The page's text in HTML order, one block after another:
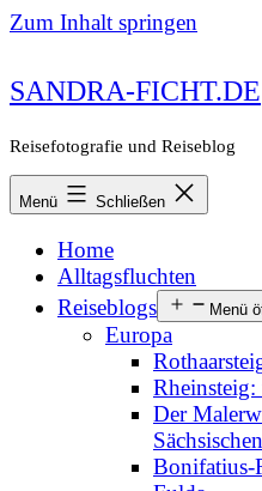
Zum Inhalt springen
SANDRA-FICHT.DE
Reisefotografie und Reiseblog
Menü Schließen
Home
Alltagsfluchten
Reiseblogs
Menü
Europa
Der
Bonifatius-